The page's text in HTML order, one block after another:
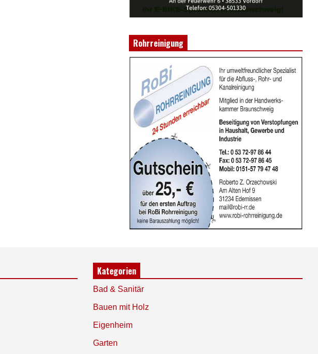
Rohrreinigung
Kategorien
Bad & Sanitär
Bauen mit Holz
Eigenheim
Garten